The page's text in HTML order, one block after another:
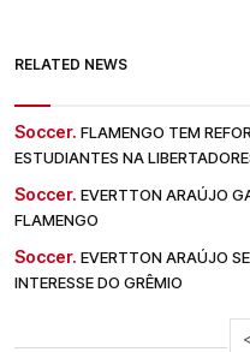
RELATED NEWS
Soccer. FLAMENGO TEM
ESTUDIANTES NA
Soccer. EVERTTON ARAÚJO
FLAMENGO
Soccer. EVERTTON ARAÚJO
INTERESSE DO GRÊMIO